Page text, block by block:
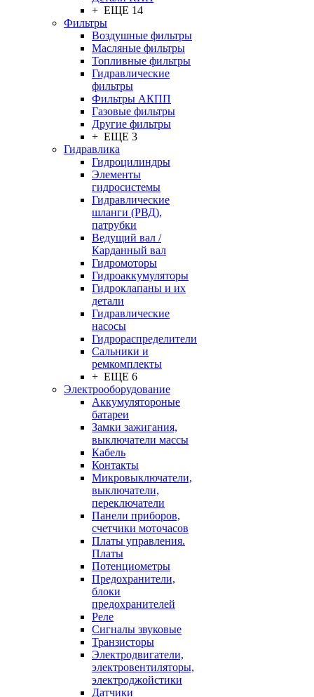
+ ЕЩЕ 14
Фильтры
Воздушные фильтры
Масляные фильтры
Топливные фильтры
Гидравлические
фильтры
Фильтры АКПП
Газовые фильтры
Другие фильтры
+ ЕЩЕ 3
Гидравлика
Гидроцилиндры
Элементы
гидросистемы
Гидравлические
шланги (РВД),
патрубки
Ведущий вал /
Карданный вал
Гидромоторы
Гидроаккумуляторы
Гидроклапаны и их
детали
Гидравлические
насосы
Гидрораспределители
Сальники и
ремкомплекты
+ ЕЩЕ 6
Электрооборудование
Аккумулятороные
батареи
Замки зажигания,
выключатели массы
Кабель
Контакты
Микровыключатели,
выключатели,
переключатели
Панели приборов,
счетчики моточасов
Платы управления.
Платы
Потенциометры
Предохранители,
блоки
предохранителей
Реле
Сигналы звуковые
Транзисторы
Электродвигатели,
электровентиляторы,
электроджойстики
Датчики